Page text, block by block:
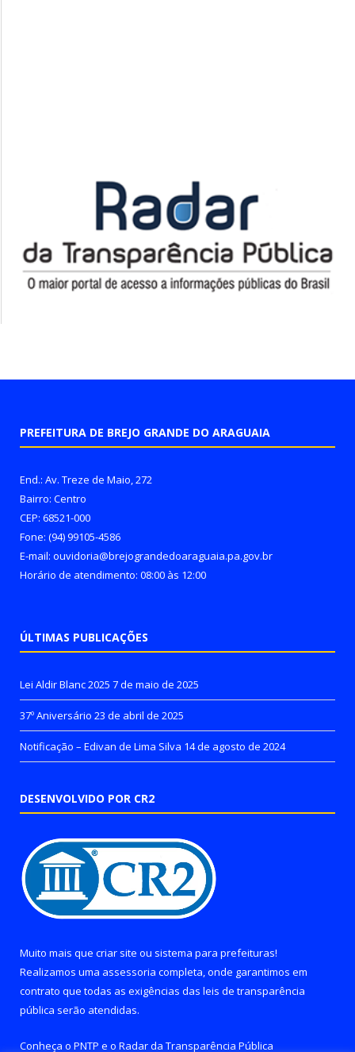
PREFEITURA DE BREJO GRANDE DO ARAGUAIA
End.: Av. Treze de Maio, 272
Bairro: Centro
CEP: 68521-000
Fone: (94) 99105-4586
E-mail: ouvidoria@brejograndedoaraguaia.pa.gov.br
Horário de atendimento: 08:00 às 12:00
ÚLTIMAS PUBLICAÇÕES
Lei Aldir Blanc 2025 7 de maio de 2025
37º Aniversário 23 de abril de 2025
Notificação – Edivan de Lima Silva 14 de agosto de 2024
DESENVOLVIDO POR CR2
Muito mais que criar site ou sistema para prefeituras!
Realizamos uma assessoria completa, onde garantimos em
contrato que todas as exigências das leis de transparência
pública serão atendidas.
Conheça o PNTP e o Radar da Transparência Pública